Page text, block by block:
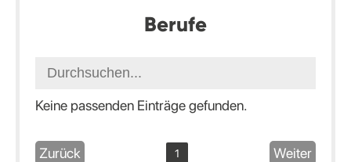
Berufe
Keine passenden Einträge gefunden.
Zurück 1 Weiter